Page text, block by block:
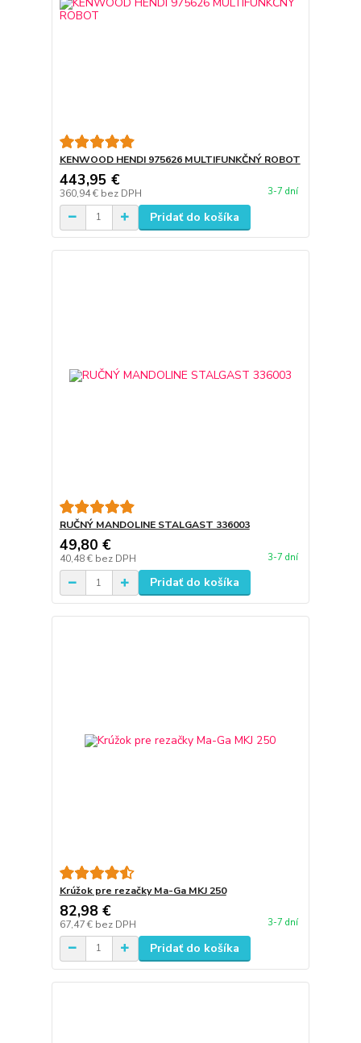
KENWOOD HENDI 975626 MULTIFUNKČNÝ ROBOT
443,95 €
360,94 € bez DPH 3-7 dní
Pridať do košíka
RUČNÝ MANDOLINE STALGAST 336003
49,80 €
40,48 € bez DPH 3-7 dní
Pridať do košíka
Krúžok pre rezačky Ma-Ga MKJ 250
82,98 €
67,47 € bez DPH 3-7 dní
Pridať do košíka